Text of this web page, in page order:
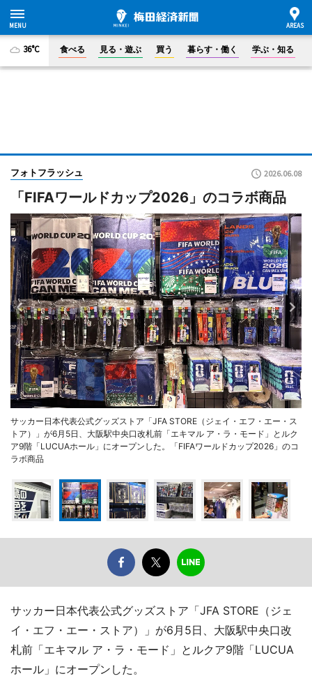
36°C 食べる 見る・遊ぶ 買う 暮らす・働く 学ぶ・知る
フォトフラッシュ 2026.06.08
「FIFAワールドカップ2026」のコラボ商品
サッカー日本代表公式グッズストア「JFA STORE（ジェイ・エフ・エー・ス
トア）」が6月5日、大阪駅中央口改札前「エキマル ア・ラ・モード」とルク
ア9階「LUCUAホール」にオープンした。「FIFAワールドカップ2026」のコ
ラボ商品
サッカー日本代表公式グッズストア「JFA STORE（ジェ
イ・エフ・エー・ストア）」が6月5日、大阪駅中央口改
札前「エキマル ア・ラ・モード」とルクア9階「LUCUA
ホール」にオープンした。